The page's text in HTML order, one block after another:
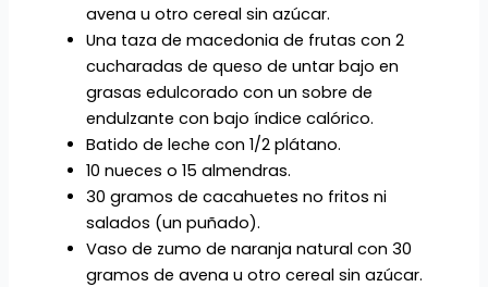
avena u otro cereal sin azúcar.
Una taza de macedonia de frutas con 2
cucharadas de queso de untar bajo en
grasas edulcorado con un sobre de
endulzante con bajo índice calórico.
Batido de leche con 1/2 plátano.
10 nueces o 15 almendras.
30 gramos de cacahuetes no fritos ni
salados (un puñado).
Vaso de zumo de naranja natural con 30
gramos de avena u otro cereal sin azúcar.